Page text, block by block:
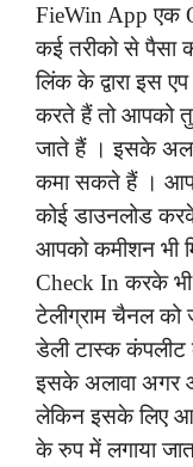
FieWin App एक
कई तरीको से
लिंक के द्वारा इस
करते हैं तो आपको
जाते हैं । इसके
कमा सकते हैं ।
कोई डाउनलोड
आपको कमीशन भी
Check In करके
टेलीग्राम चैनल
डेली टास्क
इसके अलावा अगर
लेकिन इसके लिए
के रुप में लगाया